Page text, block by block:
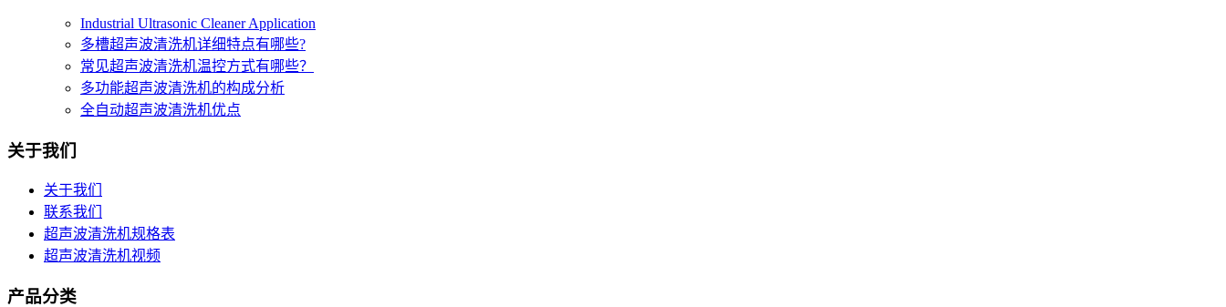
Industrial Ultrasonic Cleaner Application
多槽超声波清洗机详细特点有哪些?
常见超声波清洗机温控方式有哪些？
多功能超声波清洗机的构成分析
全自动超声波清洗机优点
关于我们
关于我们
联系我们
超声波清洗机规格表
超声波清洗机视频
产品分类